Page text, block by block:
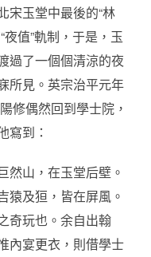
宋玉堂中最後的“林
值”軌制，于是，玉
過了一個個清涼的夜
所見。英宗治平元年
修偶然回到學士院，
寫到：
然山，在玉堂后壁。
猿及狟，皆在屏風。
奇玩也。余自出翰
內宴更衣，則借學士